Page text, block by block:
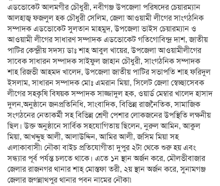
এডভোকেট আলমগীর চৌধুরী, নবীগঞ্জ উপজেলা পরিষদের চেয়ারম্যান
আলহাজ্ব ফজলুল হক চৌধুরী সেলিম, জেলা আওয়ামী লীগের সাংগঠনিক
সম্পাদক এডভোকেট সুলতান মাহমুদ, উপজেলা ভাইস চেয়ারম্যান ও
আওয়ামী লীগের সাধারণ সম্পাদক এডভোকেট গতিগোবিন্দ্র দাশ, জাতীয়
পাটির কেন্দ্রীয় সদস্য ডাঃ শাহ আবুল খায়ের, উপজেলা আওয়ামীলীগের
সাবেক সাধারন সম্পাদক সাইফুল জাহান চৌধুরী, সাংগঠনিক সম্পাদক
শাহ রিজভী আহমদ খালেদ, উপজেলা জাতীয় পাটির সভাপতি শাহ ফরিদুল
ইসলাম, সাধারন সম্পাদক মোঃ এমরান মিয়া, সিলেট জেলা স্বেচ্ছাসেবক
লীগের সহকৃষি বিষয়ক সম্পাদক সাজ্জাদুল হক, ওয়ার্ড মেম্বার খালেদ হাসাদ
দুলন,অনুষ্ঠানে জনপ্রতিনিধি, সাংবাদিক, বিভিন্ন রাজনৈতিক, সামাজিক
সংগঠনের নেতাকর্মী সহ বিভিন্ন শ্রেণী পেশার লোকজনের উপস্থিতি লক্ষনীয়
ছিল। উক্ত অনুষ্ঠানে সার্বিক সহযোগিতায় ছিলেন, নুরুল আমিন, আকুল
মিয়া, আখদ্দুছ আলী, আলাউদ্দিন, আমির আলী, জসিম মিয়া সহ
এলাকাবাসী৷ নৌকা বাইচ প্রতিযোগীতা দুপুর ২টা থেকে শুরু হয় এবং
সন্ধ্যার পূর্ব পর্যন্ত চলতে থাকে। এতে ১ন স্থান অর্জন করে, মৌলভীবাজার
জেলার রাজনগর থানার শাহ্ মোস্তফা তরী, ২য় স্থান অর্জন করে, সুনামগঞ্জ
জেলার জগন্নাথপুর থানার পবন নামের নৌকা৷